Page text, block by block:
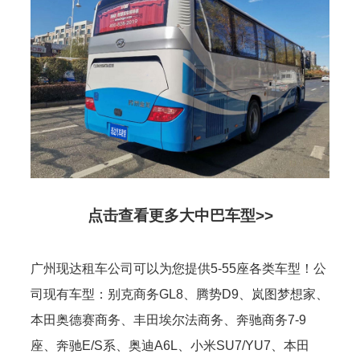
点击查看更多大中巴车型>>
广州现达租车公司可以为您提供5-55座各类车型！公
司现有车型：别克商务GL8、腾势D9、岚图梦想家、
本田奥德赛商务、丰田埃尔法商务、奔驰商务7-9
座、奔驰E/S系、奥迪A6L、小米SU7/YU7、本田